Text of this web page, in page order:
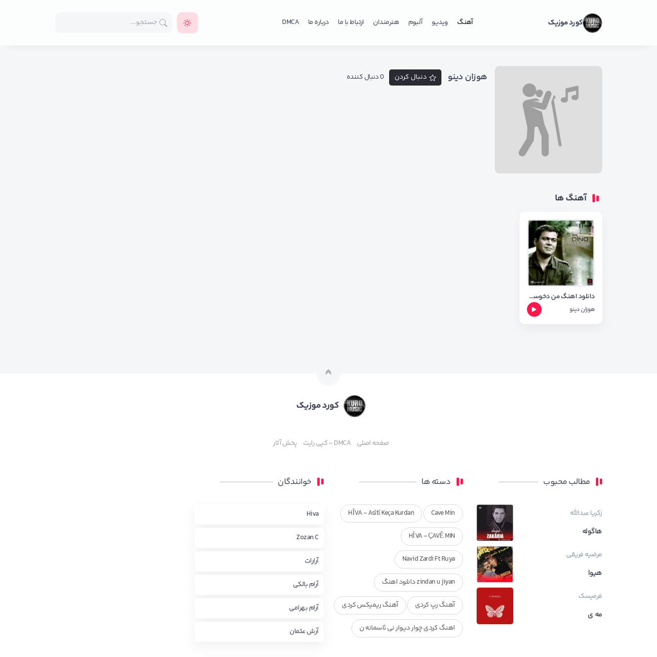
کورد موزیک آهنگ ویدیو آلبوم هنرمندان ارتباط با ما درباره ما DMCA
هوزان دینو دنبال کردن 0 دنبال کننده
آهنگ ها
دانلود اهنگ من دخوست از هوزان دینو با کیفیت اورجینال
هوزان دینو
کورد موزیک
صفحه اصلی DMCA – کپی رایت پخش آثار
مطالب محبوب
زکریا عبدالله
هاگوله
مرضیه فریقی
هیوا
فرمیسک
مه ی
دسته ها
Cave Min
HÎVA - Asîtî Keça Kurdan
HÎVA - ÇAVÊ MIN
Navid Zardi Ft Ruya
zindan u jiyan دانلود اهنگ
آهنگ رپ کردی آهنگ ریمیکس کردی
اهنگ کردی چوار دیوار نی ئاسمانه ن
خوانندگان
Hiva
Zozan C
آرارات
آرام بالکی
آرام بهرامی
آرش عثمان